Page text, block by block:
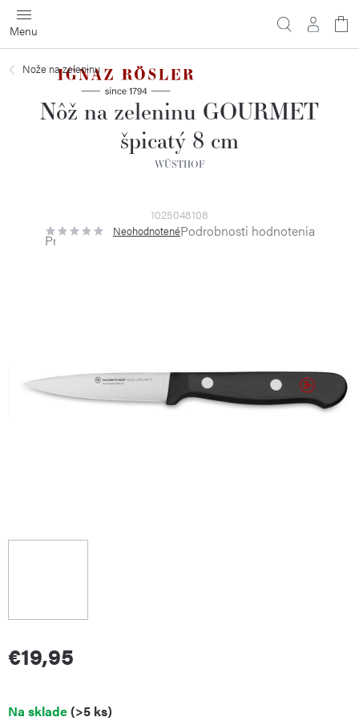
Prejsť
na
obsah
Nože na zeleninu
Nôž na zeleninu GOURMET
špicatý 8 cm
WÜSTHOF
1025048108
Priemerné
hodnotenie
NeohodnotenéPodrobnosti hodnotenia
€19,95
Jednotková
Na sklade(>5 ks)